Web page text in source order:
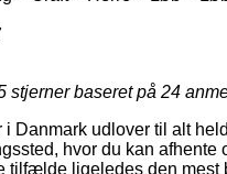
stjerner baseret på 24
i Danmark udlover til alt
hvor du kan
ligeledes den mest